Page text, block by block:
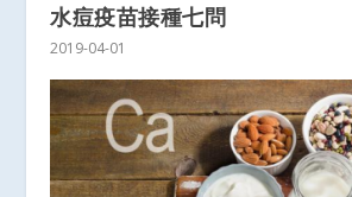
水痘疫苗接種七問
2019-04-01